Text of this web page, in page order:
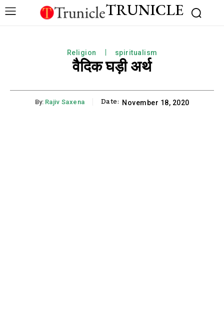
TRUNICLE
Religion spiritualism
वैदिक घड़ी अर्थ
By: Rajiv Saxena Date: November 18, 2020